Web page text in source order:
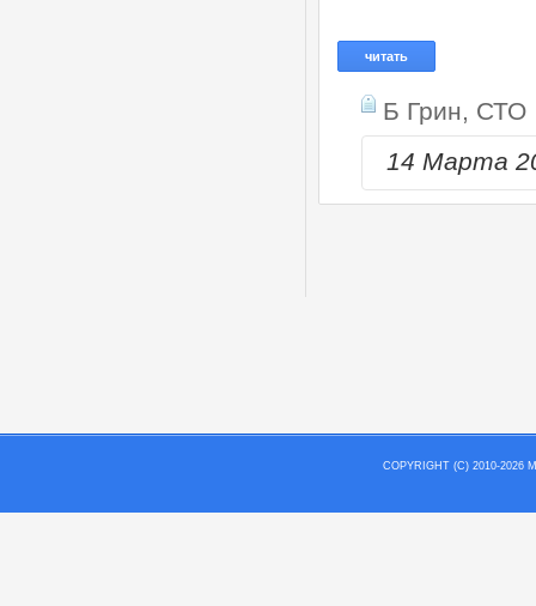
читать
Б Грин, СТО
14 Марта
COPYRIGHT (C) 2010-